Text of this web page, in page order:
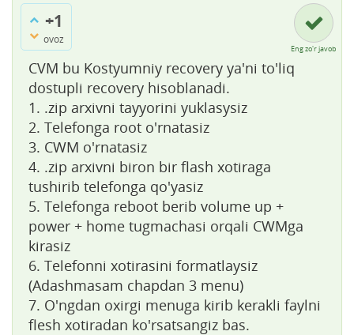
+1
ovoz
Eng zo'r javob
CVM bu Kostyumniy recovery ya'ni to'liq
dostupli recovery hisoblanadi.
1. .zip arxivni tayyorini yuklasysiz
2. Telefonga root o'rnatasiz
3. CWM o'rnatasiz
4. .zip arxivni biron bir flash xotiraga
tushirib telefonga qo'yasiz
5. Telefonga reboot berib volume up +
power + home tugmachasi orqali CWMga
kirasiz
6. Telefonni xotirasini formatlaysiz
(Adashmasam chapdan 3 menu)
7. O'ngdan oxirgi menuga kirib kerakli faylni
flesh xotiradan ko'rsatsangiz bas.